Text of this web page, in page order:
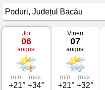
Vremea
Poduri
Județul
Bacău
Joi
06
august
min.
+21°
max.
+34°
Vineri
07
august
min.
+21°
max.
+32°